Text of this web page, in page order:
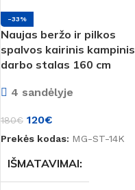
Montana
BŪKLĖ
MEDŽIAGA LMDP
Medienos spalva,Pilka
-33%
Naujas beržo ir pilkos
spalvos kairinis kampinis
darbo stalas 160 cm
4 sandėlyje
180€ 120€
Prekės kodas: MG-ST-14K
IŠMATAVIMAI